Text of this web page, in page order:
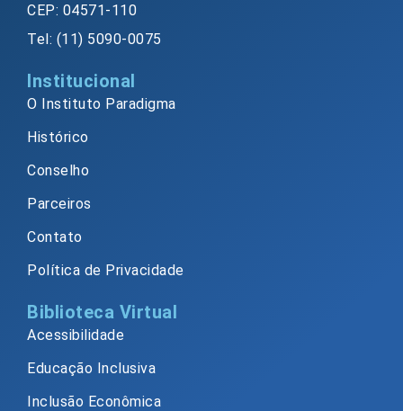
CEP: 04571-110
Tel: (11) 5090-0075
Institucional
O Instituto Paradigma
Histórico
Conselho
Parceiros
Contato
Política de Privacidade
Biblioteca Virtual
Acessibilidade
Educação Inclusiva
Inclusão Econômica